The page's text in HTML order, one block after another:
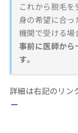
これから脱毛
身の希望に合
機関で受ける場
事前に医師から
す。
詳細は右記のリン
ー